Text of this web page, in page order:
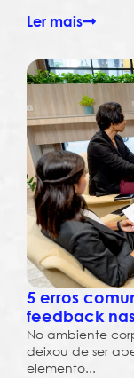
Ler mais
5 erros
feedback
No ambiente
deixou de ser
elemento...